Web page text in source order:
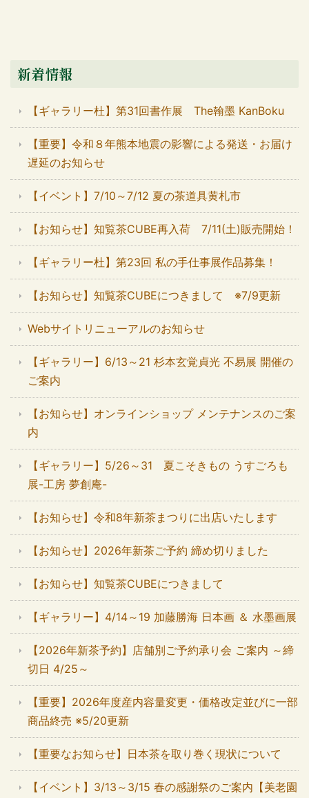
新着情報
【ギャラリー杜】第31回書作展 The翰墨 KanBoku
【重要】令和８年熊本地震の影響による発送・お届け
遅延のお知らせ
【イベント】7/10～7/12 夏の茶道具黄札市
【お知らせ】知覧茶CUBE再入荷 7/11(土)販売開始！
【ギャラリー杜】第23回 私の手仕事展作品募集！
【お知らせ】知覧茶CUBEにつきまして ※7/9更新
Webサイトリニューアルのお知らせ
【ギャラリー】6/13～21 杉本玄覚貞光 不易展 開催の
ご案内
【お知らせ】オンラインショップ メンテナンスのご案
内
【ギャラリー】5/26～31 夏こそきもの うすごろも
展-工房 夢創庵-
【お知らせ】令和8年新茶まつりに出店いたします
【お知らせ】2026年新茶ご予約 締め切りました
【お知らせ】知覧茶CUBEにつきまして
【ギャラリー】4/14～19 加藤勝海 日本画 ＆ 水墨画展
【2026年新茶予約】店舗別ご予約承り会 ご案内 ～締
切日 4/25～
【重要】2026年度産内容量変更・価格改定並びに一部
商品終売 ※5/20更新
【重要なお知らせ】日本茶を取り巻く現状について
【イベント】3/13～3/15 春の感謝祭のご案内【美老園